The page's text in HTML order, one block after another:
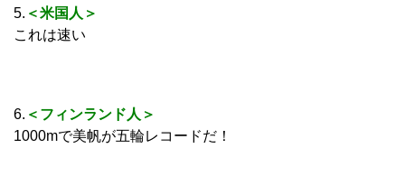
5. ＜米国人＞
これは速い
6. ＜フィンランド人＞
1000mで美帆が五輪レコードだ！